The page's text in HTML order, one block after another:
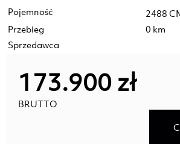
Pojemność
2488
Przebieg
0 km
Sprzedawca
173.900 zł
BRUTTO